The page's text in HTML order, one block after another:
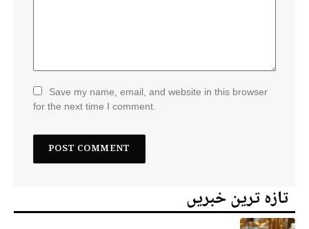
Save my name, email, and website in this browser
for the next time I comment.
تازہ ترین خبریں